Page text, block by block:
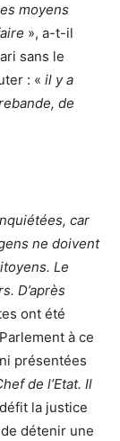
moyens
», a-t-il
sans le
: « il y a
de
car
ne doivent
Le
D’après
ont été
à ce
présentées
de l’Etat. Il
la justice
détenir une